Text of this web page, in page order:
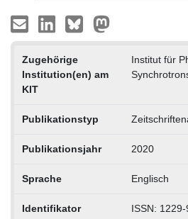
Zugehörige
Institution(en) am
KIT
Institut für
Publikationstyp
Publikationsjahr 2020
Sprache Englisch
Identifikator
ISSN: